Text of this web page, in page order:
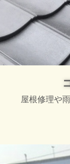
屋根修理や